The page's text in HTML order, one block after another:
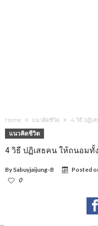
Home แนวคิดชีวิต 4 วิธี ปฏิเส
แนวคิดชีวิต
4 วิธี ปฏิเสธคน ให้ถนอมทั้ง
By Sabuyjaijung-B Posted
0